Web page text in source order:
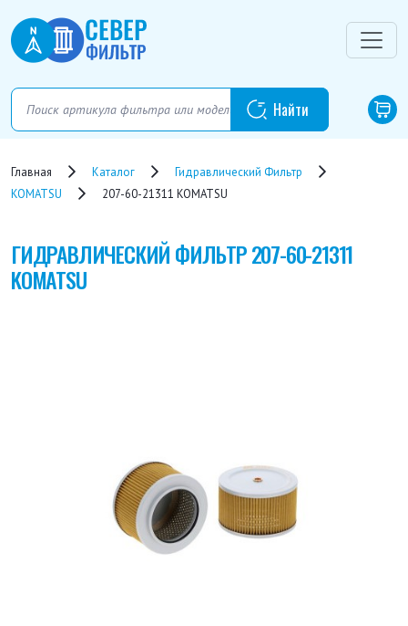
Главная Каталог
Гидравлический Фильтр
KOMATSU
207-60-21311 KOMATSU
ГИДРАВЛИЧЕСКИЙ ФИЛЬТР207-60-21311
KOMATSU